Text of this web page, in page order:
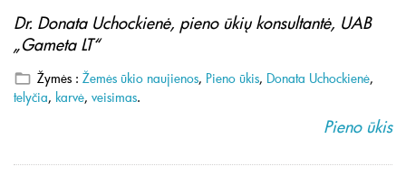
Dr. Donata Uchockienė, pieno ūkių konsultantė, UAB
„Gameta LT“
Žymės : Žemės ūkio naujienos, Pieno ūkis, Donata Uchockienė,
telyčia, karvė, veisimas.
Pieno ūkis